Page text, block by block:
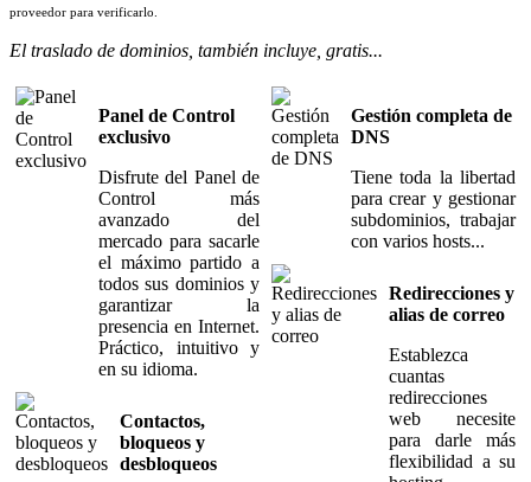
proveedor para verificarlo.
El traslado de dominios, también incluye, gratis...
Panel de Control
exclusivo
Disfrute del Panel de
Control más
avanzado del
mercado para sacarle
el máximo partido a
todos sus dominios y
garantizar la
presencia en Internet.
Práctico, intuitivo y
en su idioma.
Contactos,
bloqueos y
desbloqueos
Gestión completa de
DNS
Tiene toda la libertad
para crear y gestionar
subdominios, trabajar
con varios hosts...
Redirecciones y
alias de correo
Establezca
cuantas
redirecciones
web necesite
para darle más
flexibilidad a su